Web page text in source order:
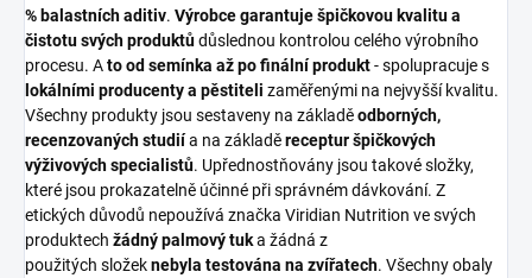
% balastních aditiv. Výrobce garantuje špičkovou kvalitu a
čistotu svých produktůdůslednou kontrolou celého výrobního
procesu. Ato od semínka až po finální produkt- spolupracuje s
lokálními producenty a pěstiteli zaměřenými na nejvyšší kvalitu.
Všechny produkty jsou sestaveny na základěodborných,
recenzovaných studiía na základěreceptur špičkových
výživových specialistů. Upřednostňovány jsou takové složky,
které jsou prokazatelně účinné při správném dávkování. Z
etických důvodů nepoužívá značka Viridian Nutrition ve svých
produktech žádný palmový tuka žádná z
použitých složeknebyla testována na zvířatech. Všechny obaly